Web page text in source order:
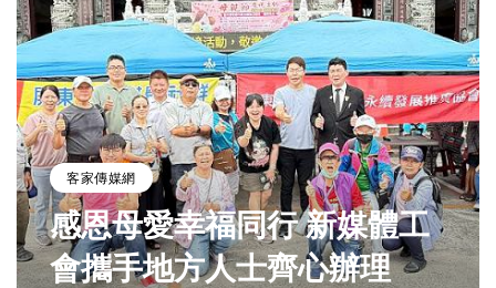
客家傳媒網
感恩母愛幸福同行 新媒體工
會攜手地方人士齊心辦理